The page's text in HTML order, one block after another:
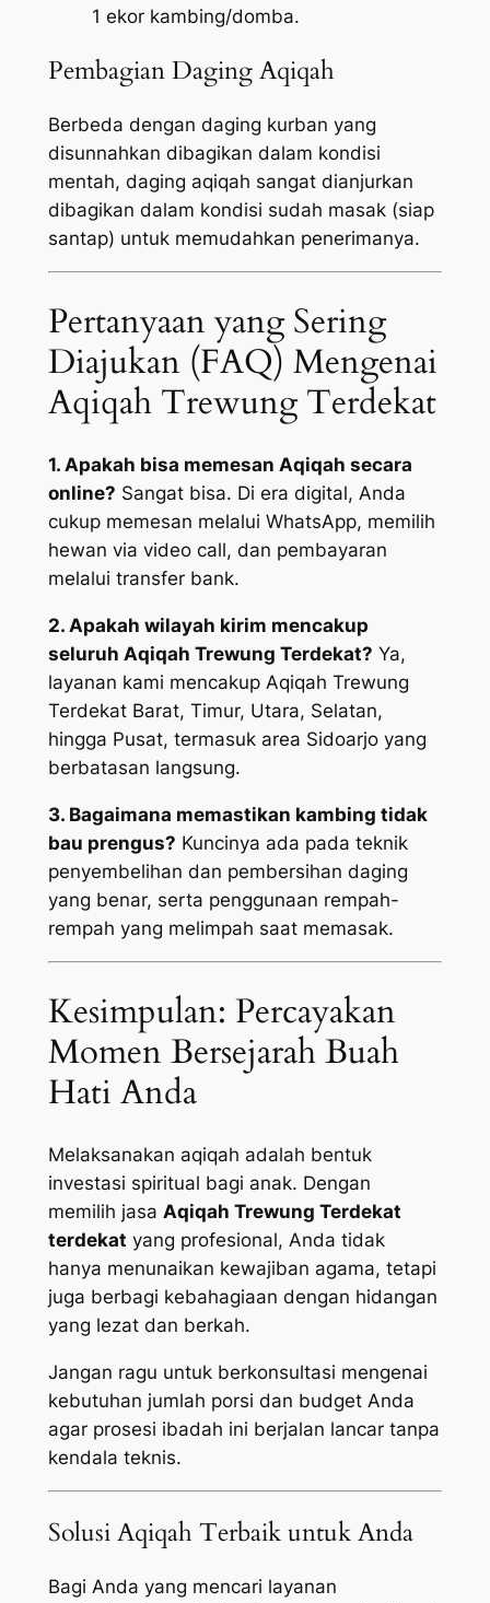
1 ekor kambing/domba.
Pembagian Daging Aqiqah
Berbeda dengan daging kurban yang
disunnahkan dibagikan dalam kondisi
mentah, daging aqiqah sangat dianjurkan
dibagikan dalam kondisi sudah masak (siap
santap) untuk memudahkan penerimanya.
Pertanyaan yang Sering
Diajukan (FAQ) Mengenai
Aqiqah Trewung Terdekat
1. Apakah bisa memesan Aqiqah secara
online? Sangat bisa. Di era digital, Anda
cukup memesan melalui WhatsApp, memilih
hewan via video call, dan pembayaran
melalui transfer bank.
2. Apakah wilayah kirim mencakup
seluruh Aqiqah Trewung Terdekat? Ya,
layanan kami mencakup Aqiqah Trewung
Terdekat Barat, Timur, Utara, Selatan,
hingga Pusat, termasuk area Sidoarjo yang
berbatasan langsung.
3. Bagaimana memastikan kambing tidak
bau prengus? Kuncinya ada pada teknik
penyembelihan dan pembersihan daging
yang benar, serta penggunaan rempah-
rempah yang melimpah saat memasak.
Kesimpulan: Percayakan
Momen Bersejarah Buah
Hati Anda
Melaksanakan aqiqah adalah bentuk
investasi spiritual bagi anak. Dengan
memilih jasa Aqiqah Trewung Terdekat
terdekat yang profesional, Anda tidak
hanya menunaikan kewajiban agama, tetapi
juga berbagi kebahagiaan dengan hidangan
yang lezat dan berkah.
Jangan ragu untuk berkonsultasi mengenai
kebutuhan jumlah porsi dan budget Anda
agar prosesi ibadah ini berjalan lancar tanpa
kendala teknis.
Solusi Aqiqah Terbaik untuk Anda
Bagi Anda yang mencari layanan